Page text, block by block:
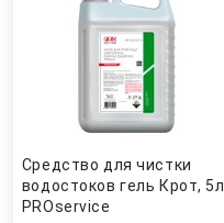
Средство для чистки
водостоков гель Крот, 5л
PROservice